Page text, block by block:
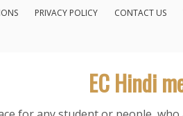
PRIVACY POLICY CONTACT US
EC Hindi